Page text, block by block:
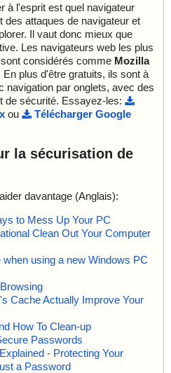
à l'esprit est quel navigateur
des attaques de navigateur et
Il vaut donc mieux que
Les navigateurs web les plus
considérés comme Mozilla
En plus d'être gratuits, ils sont à
navigation par onglets, avec des
de sécurité. Essayez-les:
ou
Télécharger Google
la sécurisation de
davantage (Anglais):
to Mess Up Your PC
Clean Out Your Computer
using a new Windows PC
Cache Actually Improve Your
How To Clean-up
Passwords
- Protecting Your
a Password